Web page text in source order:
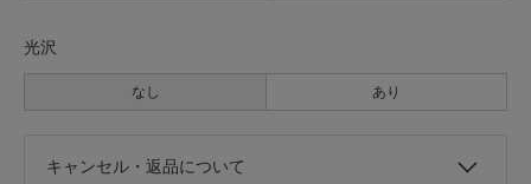
光沢
なし あり
キャンセル・返品について